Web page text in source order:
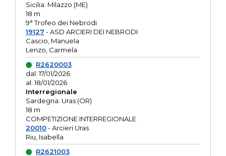
Sicilia: Milazzo (ME)
18 m
9° Trofeo dei Nebrodi
19127 - ASD ARCIERI DEI NEBRODI
Cascio, Manuela
Lenzo, Carmela
R2620003
dal: 17/01/2026
al: 18/01/2026
Interregionale
Sardegna: Uras (OR)
18 m
COMPETIZIONE INTERREGIONALE
20010- Arcieri Uras
Riu, Isabella
R2621003